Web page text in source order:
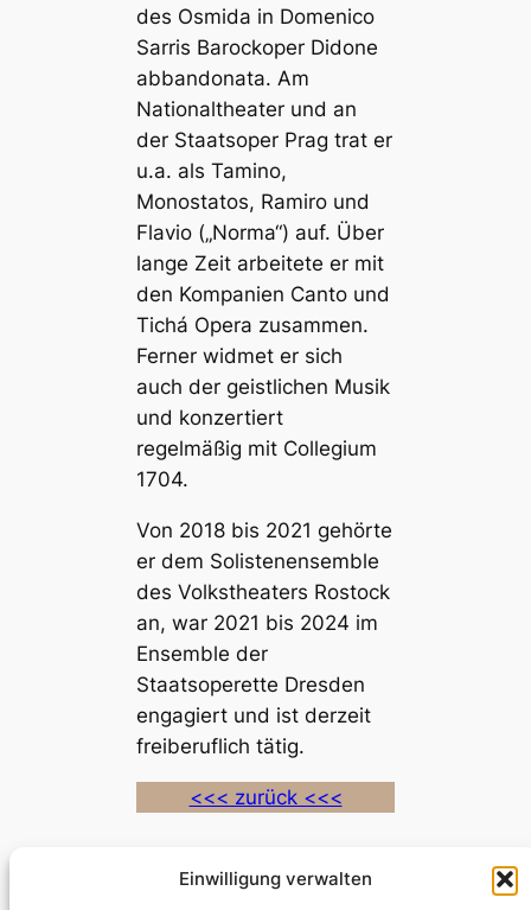
Einwilligung verwalten
des Osmida in Domenico
Sarris Barockoper Didone
abbandonata. Am
Nationaltheater und an
der Staatsoper Prag trat er
u.a. als Tamino,
Monostatos, Ramiro und
Flavio („Norma“) auf. Über
lange Zeit arbeitete er mit
den Kompanien Canto und
Tichá Opera zusammen.
Ferner widmet er sich
auch der geistlichen Musik
und konzertiert
regelmäßig mit Collegium
1704.
Von 2018 bis 2021 gehörte
er dem Solistenensemble
des Volkstheaters Rostock
an, war 2021 bis 2024 im
Ensemble der
Staatsoperette Dresden
engagiert und ist derzeit
freiberuflich tätig.
<<< zurück <<<
Die Meistersinger in Minden